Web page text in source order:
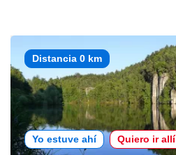
Distancia 0 km
Yo estuve ahí Quiero ir allí